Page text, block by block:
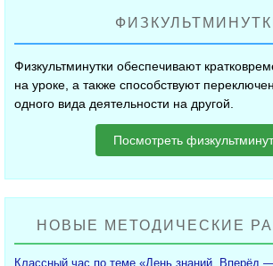
Физкультминутки обеспечивают
на уроке, а также способствуют
одного вида деятельности на другой.
Посмотреть
НОВЫЕ МЕТОДИЧЕСКИЕ
Классный час по теме «День знаний. Вперёд